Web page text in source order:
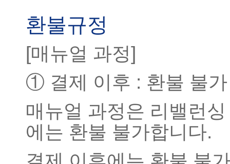
환불규정
[매뉴얼 과정]
① 결제 이후 : 환불 불
매뉴얼 과정은 리밸런
에는 환불 불가합니다.